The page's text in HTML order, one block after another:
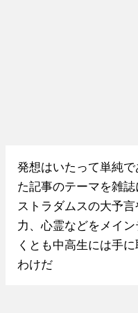
発想はいたって単純
た記事のテーマを雑
ストラダムスの大予
力、心霊などをメイ
くとも中高生には手
わけだ